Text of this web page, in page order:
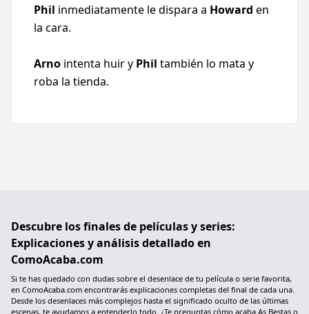
Phil inmediatamente le dispara a Howard en
la cara.
Arno intenta huir y Phil también lo mata y
roba la tienda.
Descubre los finales de películas y series:
Explicaciones y análisis detallado en
ComoAcaba.com
Si te has quedado con dudas sobre el desenlace de tu película o serie favorita,
en ComoAcaba.com encontrarás explicaciones completas del final de cada una.
Desde los desenlaces más complejos hasta el significado oculto de las últimas
escenas, te ayudamos a entenderlo todo. ¿Te preguntas cómo acaba As Bestas o